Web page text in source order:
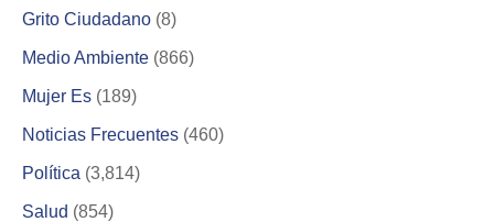
Grito Ciudadano (8)
Medio Ambiente (866)
Mujer Es (189)
Noticias Frecuentes (460)
Política (3,814)
Salud (854)